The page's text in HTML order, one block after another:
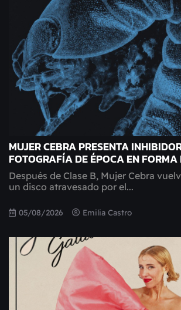
MUJER CEBRA PRESENTA
FOTOGRAFÍA DE ÉPOCA EN FORMA
Después de Clase B, Mujer Cebra
un disco atravesado por el...
05/08/2026 Emilia Castro